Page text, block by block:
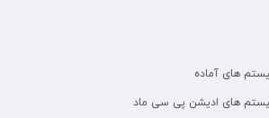
های آماده
های ادیشن پی سی ماد